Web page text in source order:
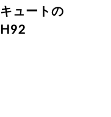
ュートの